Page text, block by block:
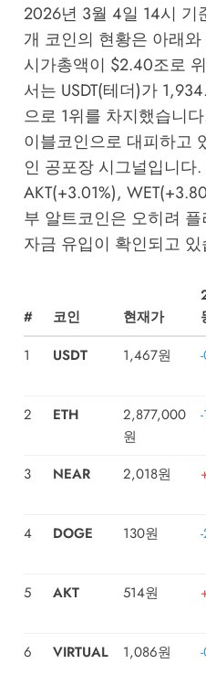
2026년 3월 4일 14시 기
개 코인의 현황은 아래
시가총액이 $2.40조로
서는 USDT(테더)가
으로 1위를 차지했습니
이블코인으로 대피하고
인 공포장 시그널입니다
AKT(+3.01%),
부 알트코인은 오히려
자금 유입이 확인되고
# 코인 현재가
1
USDT 1,467원
2 ETH
2,877,000
원
3
NEAR 2,018원
4 DOGE 130원
5 AKT 514원
6 VIRTUAL 1,086원